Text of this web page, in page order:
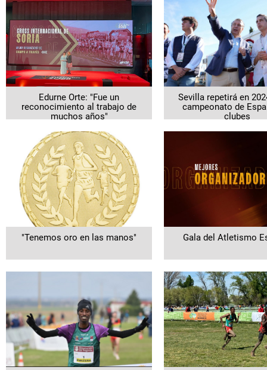
Edurne Orte: "Fue un
reconocimiento al trabajo de
muchos años"
Sevilla repetirá en
campeonato de
clubes
"Tenemos oro en las manos" Gala del Atletismo